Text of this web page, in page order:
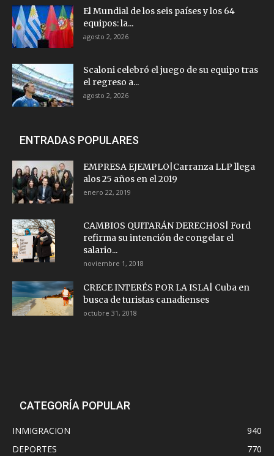
El Mundial de los seis países y los 64
equipos: la...
agosto 2, 2026
Scaloni celebró el juego de su equipo tras
el regreso a...
agosto 2, 2026
ENTRADAS POPULARES
EMPRESA EJEMPLO|Carranza LLP llega
alos 25 años en el 2019
enero 22, 2019
CAMBIOS QUITARÁN DERECHOS| Ford
refirma su intención de congelar el
salario...
noviembre 1, 2018
CRECE INTERÉS POR LA ISLA| Cuba en
busca de turistas canadienses
octubre 31, 2018
CATEGORÍA POPULAR
INMIGRACION
940
DEPORTES
770